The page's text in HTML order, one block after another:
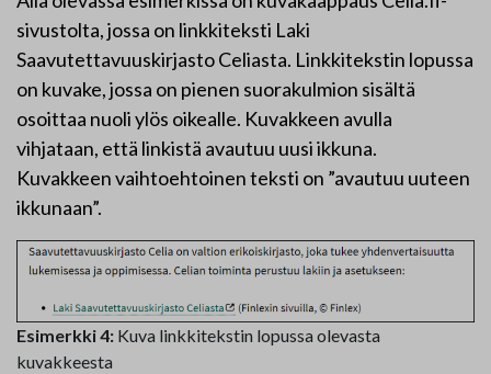
sivustolta, jossa on linkkiteksti Laki
Saavutettavuuskirjasto Celiasta. Linkkitekstin lopussa
on kuvake, jossa on pienen suorakulmion sisältä
osoittaa nuoli ylös oikealle. Kuvakkeen avulla
vihjataan, että linkistä avautuu uusi ikkuna.
Kuvakkeen vaihtoehtoinen teksti on ”avautuu uuteen
ikkunaan”.
Esimerkki 4: Kuva linkkitekstin lopussa olevasta
kuvakkeesta